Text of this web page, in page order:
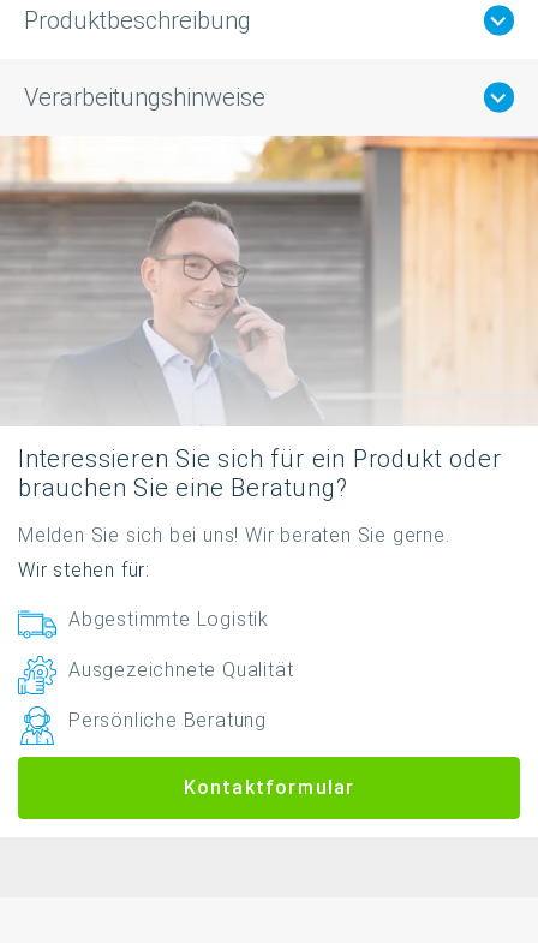
Produktbeschreibung
Verarbeitungshinweise
Interessieren Sie sich für ein Produkt oder
brauchen Sie eine Beratung?
Melden Sie sich bei uns! Wir beraten Sie gerne.
Wir stehen für:
Abgestimmte Logistik
Ausgezeichnete Qualität
Persönliche Beratung
Kontaktformular